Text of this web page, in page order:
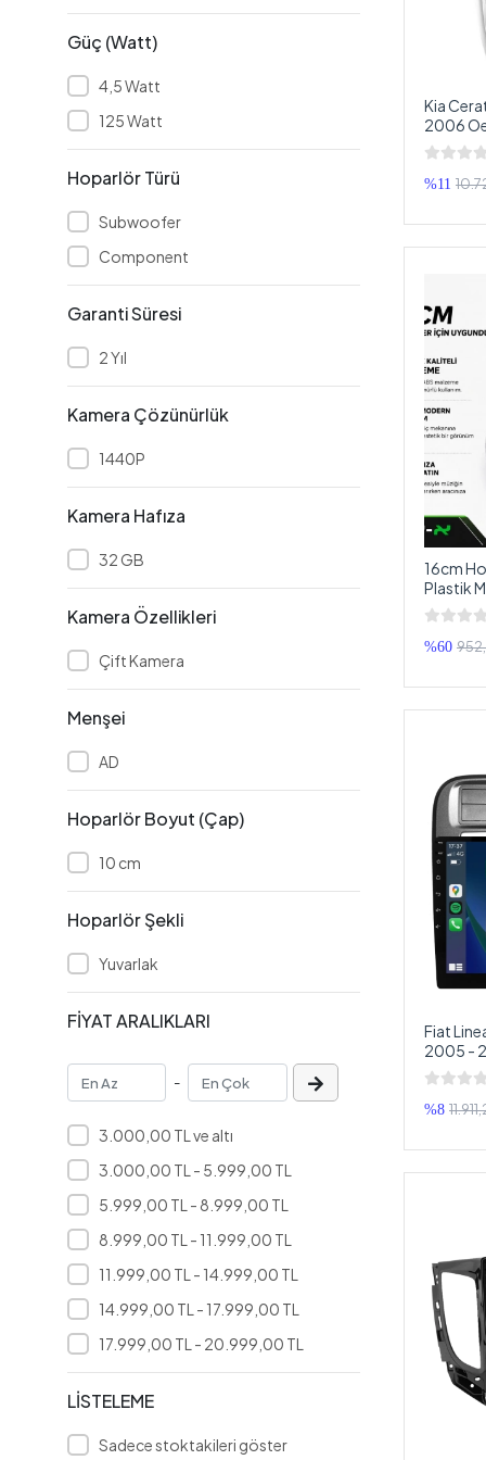
FULLSOUND
Fully
GP
GRATİA
HELLO
İNOX
JVC
KİNGVOX
Leone
Mag Batteries
Magnatech
MBQUART
MEGAVOX
Mikado
MOBASS
Mtech
MUSİCA
NAVİGOLD
Newfron
Philips
PİONEER
PİRANHA
Plato
POLAXTOR
Powerbass
POWERMASTER
POWERWAY
Premio
Güç (Watt)
4,5 Watt
125 Watt
Hoparlör Türü
Subwoofer
Component
Garanti Süresi
2 Yıl
Kamera Çözünürlük
1440P
Kamera Hafıza
32 GB
Kamera Özellikleri
Çift Kamera
Menşei
AD
Hoparlör Boyut (Çap)
10 cm
Hoparlör Şekli
Yuvarlak
FİYAT ARALIKLARI
-
3.000,00 TL ve altı
3.000,00 TL - 5.999,00 TL
5.999,00 TL - 8.999,00 TL
8.999,00 TL - 11.999,00 TL
11.999,00 TL - 14.999,00 TL
14.999,00 TL - 17.999,00 TL
17.999,00 TL - 20.999,00 TL
LİSTELEME
Sadece stoktakileri göster
Kia
2006
Cerato
%11
16cm
Plastik
cm - 2
%60
Fiat
2005 -
Double
%8